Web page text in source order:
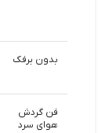
بدون برفک
فن گردش
هوای سرد